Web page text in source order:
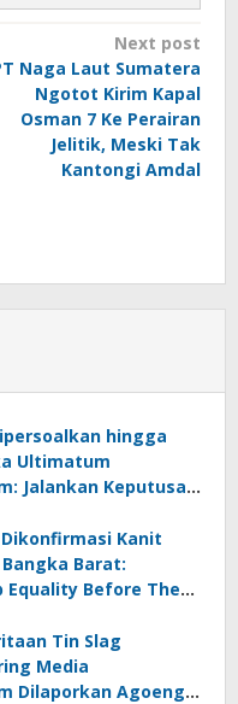
Next post
Naga Laut Sumatera
Ngotot Kirim Kapal
Osman 7 Ke Perairan
Jelitik, Meski Tak
Kantongi Amdal
hingga
Ultimatum
Jalankan Keputusan
Kanit
Barat:
Equality Before The
Tin Slag
Media
Dilaporkan Agoeng